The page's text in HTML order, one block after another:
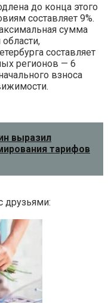
до конца этого
составляет 9%.
сумма
составляет
регионов — 6
взноса
выразил
тарифов
друзьями: